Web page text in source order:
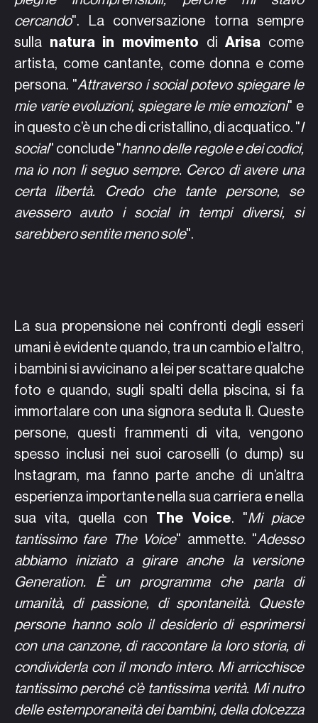
cercando". La conversazione torna sempre
sulla natura in movimento diArisa come
artista, come cantante, come donna e come
persona. "Attraverso i social potevo spiegare le
mie varie evoluzioni, spiegare le mie emozioni" e
in questo c’è un che di cristallino, di acquatico. "I
social" conclude "hanno delle regole e dei codici,
ma io non li seguo sempre. Cerco di avere una
certa libertà. Credo che tante persone, se
avessero avuto i social in tempi diversi, si
sarebbero sentite meno sole".
La sua propensione nei confronti degli esseri
umani è evidente quando, tra un cambio e l’altro,
i bambini si avvicinano a lei per scattare qualche
foto e quando, sugli spalti della piscina, si fa
immortalare con una signora seduta lì. Queste
persone, questi frammenti di vita, vengono
spesso inclusi nei suoi caroselli (o dump) su
Instagram, ma fanno parte anche di un’altra
esperienza importante nella sua carriera e nella
sua vita, quella con The Voice. "Mi piace
tantissimo fare The Voice" ammette. "Adesso
abbiamo iniziato a girare anche la versione
Generation. È un programma che parla di
umanità, di passione, di spontaneità. Queste
persone hanno solo il desiderio di esprimersi
con una canzone, di raccontare la loro storia, di
condividerla con il mondo intero. Mi arricchisce
tantissimo perché c’è tantissima verità. Mi nutro
delle estemporaneità dei bambini, della dolcezza